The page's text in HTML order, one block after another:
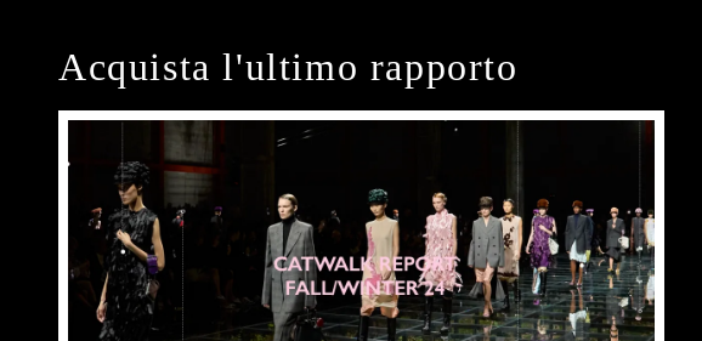
Acquista l'ultimo rapporto